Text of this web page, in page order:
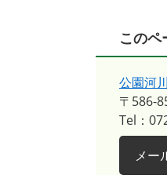
このペ
公園河
〒586-
Tel：
メー